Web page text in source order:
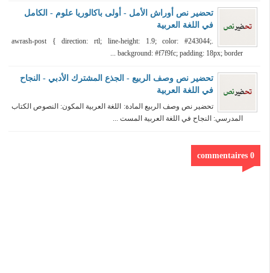
تحضير نص أوراش الأمل - أولى باكالوريا علوم - الكامل
في اللغة العربية
.awrash-post { direction: rtl; line-height: 1.9; color: #243044;
background: #f7f9fc; padding: 18px; border ...
تحضير نص وصف الربيع - الجذع المشترك الأدبي - النجاح
في اللغة العربية
تحضير نص وصف الربيع المادة: اللغة العربية المكون: النصوص الكتاب
المدرسي: النجاح في اللغة العربية المست ...
0 commentaires